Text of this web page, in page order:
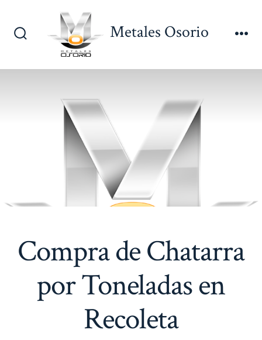
Alternar
búsqueda
Metales Osorio
Compra de Chatarra
por Toneladas en
Recoleta